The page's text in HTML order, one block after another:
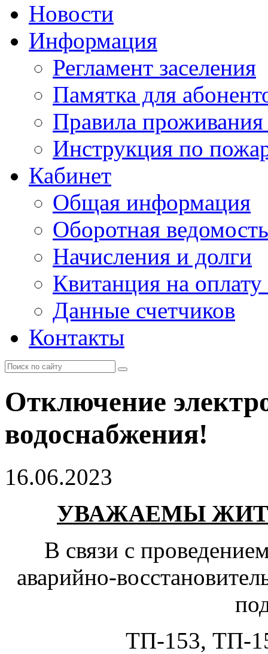
Новости
Информация
Регламент заселения
Памятка для
Правила
Инструкция по
Кабинет
Общая информация
Оборотная ведомость
Начисления и долги
Квитанция на
Данные счетчиков
Контакты
Отключение
водоснабжения!
16.06.2023
УВАЖАЕМЫ
В связи с
аварийно-
ТП-153, ТП-